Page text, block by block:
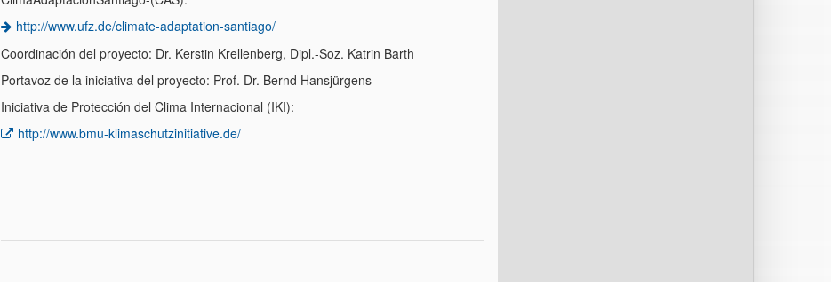
http://www.ufz.de/climate-adaptation-santiago/
Coordinación del proyecto: Dr. Kerstin Krellenberg, Dipl.-Soz. Katrin Barth
Portavoz de la iniciativa del proyecto: Prof. Dr. Bernd Hansjürgens
Iniciativa de Protección del Clima Internacional (IKI):
http://www.bmu-klimaschutzinitiative.de/